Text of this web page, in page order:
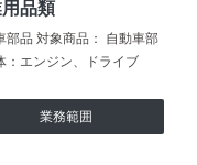
品類
部品 対象商品： 自動車部
：エンジン、ドライブ
業務範囲